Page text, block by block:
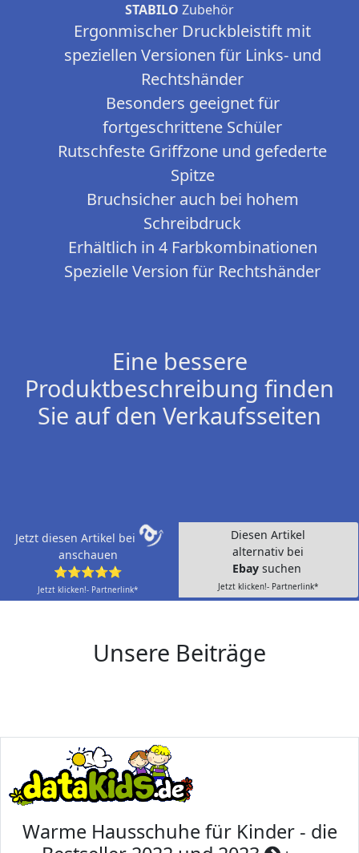
STABILO Zubehör
Ergonmischer Druckbleistift mit
speziellen Versionen für Links- und
Rechtshänder
Besonders geeignet für
fortgeschrittene Schüler
Rutschfeste Griffzone und gefederte
Spitze
Bruchsicher auch bei hohem
Schreibdruck
Erhältlich in 4 Farbkombinationen
Spezielle Version für Rechtshänder
Eine bessere
Produktbeschreibung finden
Sie auf den Verkaufsseiten
Jetzt diesen Artikel bei
anschauen
⭐⭐⭐⭐⭐
Jetzt klicken!- Partnerlink*
Diesen Artikel
alternativ bei
Ebay suchen
Jetzt klicken!- Partnerlink*
Unsere Beiträge
Warme Hausschuhe für Kinder - die